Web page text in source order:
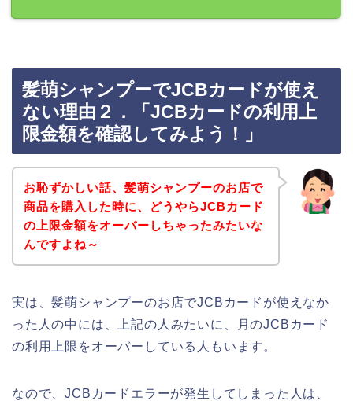
髪萌シャンプーでJCBカードが使え
ない理由２．「JCBカードの利用上
限金額を確認してみよう！」
お恥ずかしい話、髪萌シャンプーのお店で
商品を購入した時に、どうやらJCBカード
の上限金額をオーバーしちゃったみたいな
んですよね～
実は、髪萌シャンプーのお店でJCBカードが使えなか
った人の中には、上記の人みたいに、月のJCBカード
の利用上限をオーバーしている人もいます。
なので、JCBカードエラーが発生してしまった人は、